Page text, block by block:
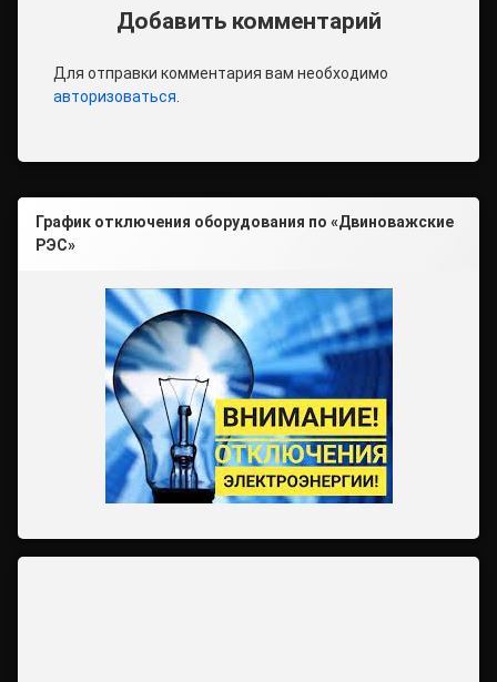
Добавить комментарий
Для отправки комментария вам необходимо
авторизоваться
График отключения оборудования по «Двиноважские
РЭС»